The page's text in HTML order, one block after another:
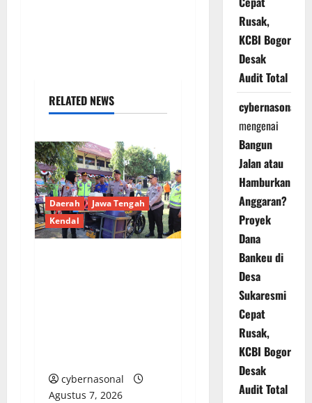
RELATED NEWS
Daerah
Jawa Tengah
Kendal
cybernasonal
Agustus 7, 2026
Rusak,
KCBI Bogor
Desak
Audit Total
cybernasonal
mengenai
Bangun
Jalan atau
Hamburkan
Anggaran?
Proyek
Dana
Bankeu di
Desa
Sukaresmi
Cepat
Rusak,
KCBI Bogor
Desak
Audit Total